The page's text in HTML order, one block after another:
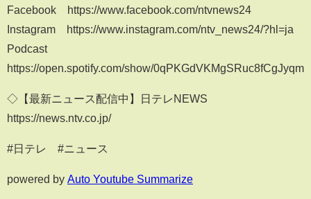
Facebook https://www.facebook.com/ntvnews24
Instagram https://www.instagram.com/ntv_news24/?hl=ja
Podcast
https://open.spotify.com/show/0qPKGdVKMgSRuc8fCgJyqm
◇【最新ニュース配信中】日テレNEWS
https://news.ntv.co.jp/
#日テレ​​ #ニュース​​
powered by Auto Youtube Summarize